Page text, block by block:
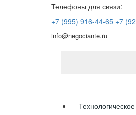
Телефоны для связи:
+7 (995) 916-44-65 +7
info@negociante.ru